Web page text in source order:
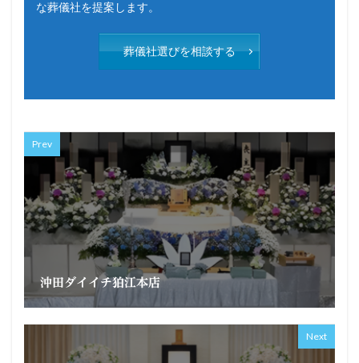
な葬儀社を提案します。
葬儀社選びを相談する
Prev
沖田ダイイチ狛江本店
Next